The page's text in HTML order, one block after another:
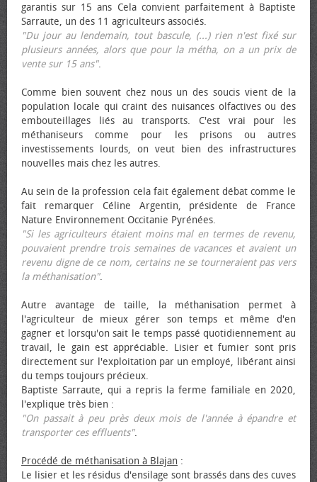
garantis sur 15 ans Cela convient parfaitement à Baptiste
Sarraute, un des 11 agriculteurs associés.
"Du jour au lendemain, tout bascule, (...) rien n'est fixé sur
plusieurs années, alors que pour la métha, on a un prix de
vente sur 15 ans".
Comme bien souvent chez nous un des soucis vient de la
population locale qui craint des nuisances olfactives ou des
embouteillages liés au transports. C'est vrai pour les
méthaniseurs comme pour les prisons ou autres
investissements lourds, on veut bien des infrastructures
nouvelles mais chez les autres.
Au sein de la profession cela fait également débat comme le
fait remarquer Céline Argentin, présidente de France
Nature Environnement Occitanie Pyrénées.
"Si les agriculteurs étaient moins mal en termes de revenu,
pouvaient prendre trois semaines de vacances et avaient un
revenu digne de ce nom, certains ne se tourneraient pas vers
la méthanisation".
Autre avantage de taille, la méthanisation permet à
l'agriculteur de mieux gérer son temps et même d'en
gagner et lorsqu'on sait le temps passé quotidiennement au
travail, le gain est appréciable. Lisier et fumier sont pris
directement sur l'exploitation par un employé, libérant ainsi
du temps toujours précieux.
Baptiste Sarraute, qui a repris la ferme familiale en 2020,
l'explique très bien :
"On passait à peu près deux mois de l'année à épandre et
transporter ces effluents".
Procédé de méthanisation à Blajan :
Le lisier et les résidus d'ensilage sont brassés dans des cuves